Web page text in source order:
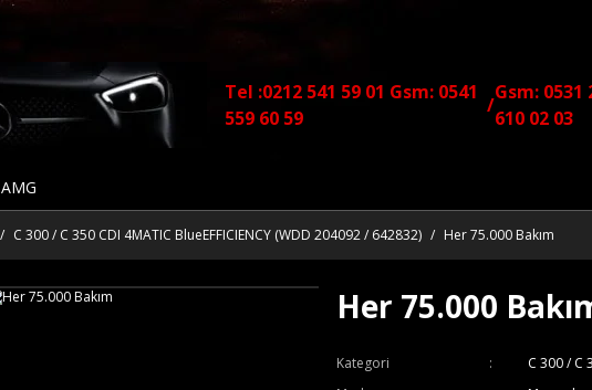
Tel :0212 541 59 01 Gsm: 0541
559 60 59
/
Gsm: 0531
610 02 03
AMG
C 300 / C 350 CDI 4MATIC BlueEFFICIENCY (WDD 204092 / 642832) Her 75.000 Bakım
Her 75.000
Kategori
C 300 / C